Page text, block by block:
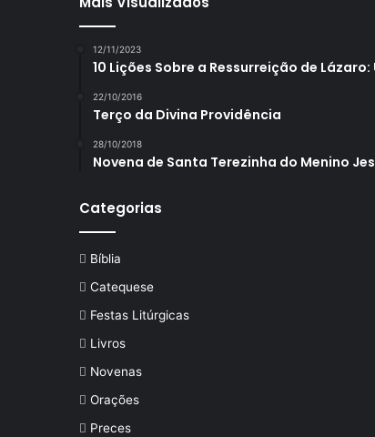
12/11/2023
10 Lições Sobre a Ressurreição de
22/10/2016
Terço da Divina Providência
28/10/2018
Novena de Santa Terezinha do Menino
Categorias
Bíblia
Catequese
Festas Litúrgicas
Livros
Novenas
Orações
Preces